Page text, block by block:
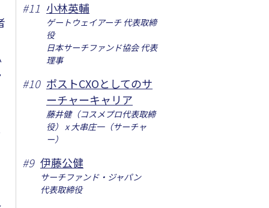
#11 小林英輔
ゲートウェイアーチ 代表取締
役
日本サーチファンド協会 代表
理事
#10 ポストCXOとしてのサ
ーチャーキャリア
藤井健（コスメプロ代表取締
役） x 大串庄一（サーチャ
ー）
#9 伊藤公健
サーチファンド・ジャパン
代表取締役